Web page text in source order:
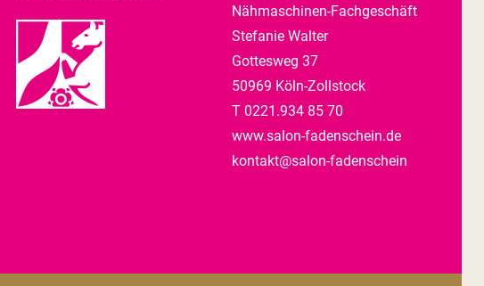
Nähmaschinen-Fachgeschäft
Stefanie Walter
Gottesweg 37
50969 Köln-Zollstock
T 0221.934 85 70
www.salon-fadenschein.de
kontakt@salon-fadenschein